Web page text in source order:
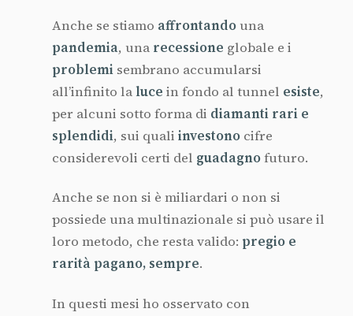
Anche se stiamo affrontandouna
pandemia, una recessione globale e i
problemi sembrano accumularsi
all’infinito laluce in fondo al tunnel esiste,
per alcuni sotto forma di diamanti rari e
splendidi, sui quali investono cifre
considerevoli certi del guadagnofuturo.
Anche se non si è miliardari o non si
possiede una multinazionale si può usare il
loro metodo, che resta valido: pregio e
rarità pagano, sempre.
In questi mesi ho osservato con